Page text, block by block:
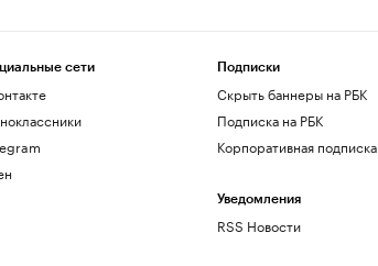
сети Подписки
Скрыть баннеры на РБК
Подписка на РБК
Корпоративная подписка
Уведомления
RSS Новости